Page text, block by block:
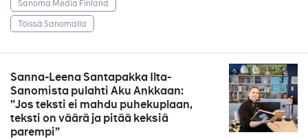
Sanoma Media Finland
Töissä Sanomalla
Sanna-Leena Santapakka Ilta-
Sanomista pulahti Aku Ankkaan:
”Jos teksti ei mahdu puhekuplaan,
teksti on väärä ja pitää keksiä
parempi”